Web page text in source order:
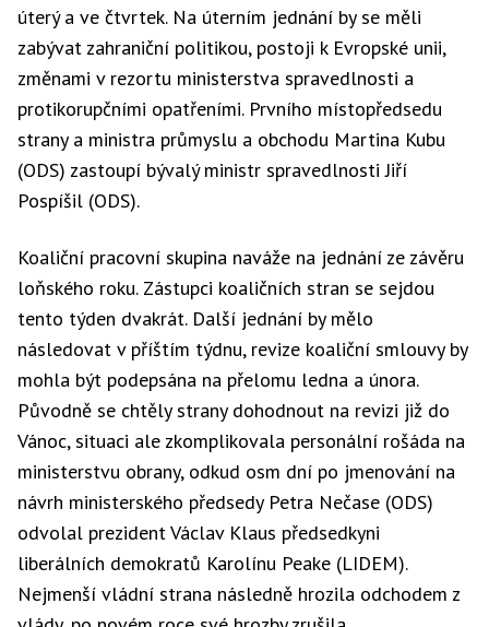
úterý a ve čtvrtek. Na úterním jednání by se měli
zabývat zahraniční politikou, postoji k Evropské unii,
změnami v rezortu ministerstva spravedlnosti a
protikorupčními opatřeními. Prvního místopředsedu
strany a ministra průmyslu a obchodu Martina Kubu
(ODS) zastoupí bývalý ministr spravedlnosti Jiří
Pospíšil (ODS).
Koaliční pracovní skupina naváže na jednání ze závěru
loňského roku. Zástupci koaličních stran se sejdou
tento týden dvakrát. Další jednání by mělo
následovat v příštím týdnu, revize koaliční smlouvy by
mohla být podepsána na přelomu ledna a února.
Původně se chtěly strany dohodnout na revizi již do
Vánoc, situaci ale zkomplikovala personální rošáda na
ministerstvu obrany, odkud osm dní po jmenování na
návrh ministerského předsedy Petra Nečase (ODS)
odvolal prezident Václav Klaus předsedkyni
liberálních demokratů Karolínu Peake (LIDEM).
Nejmenší vládní strana následně hrozila odchodem z